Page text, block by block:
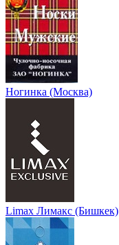
Ногинка (Москва)
Limax Лимакс (Бишкек)